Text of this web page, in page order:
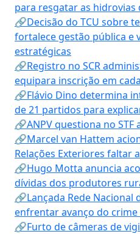
para resgatar as hidrovias
🔗Decisão do TCU sobre
fortalece gestão pública e
estratégicas
🔗Registro no SCR
equipara inscrição em
🔗Flávio Dino determina
de 21 partidos para
🔗ANPV questiona no STF
🔗Marcel van Hattem
Relações Exteriores faltar
🔗Hugo Motta anuncia
dívidas dos produtores
🔗Lançada Rede Nacional
enfrentar avanço do
🔗Furto de câmeras de